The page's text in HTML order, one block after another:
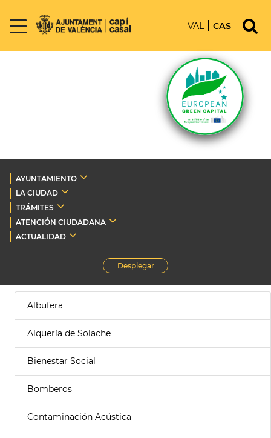
VAL CAS
AYUNTAMIENTO
LA CIUDAD
TRÁMITES
ATENCIÓN CIUDADANA
ACTUALIDAD
Desplegar
Albufera
Alquería de Solache
Bienestar Social
Bomberos
Contaminación Acústica